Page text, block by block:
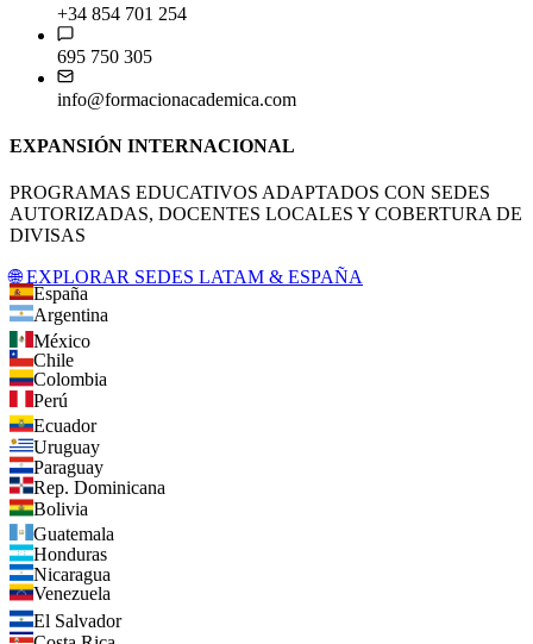
+34 854 701 254
695 750 305
info@formacionacademica.com
EXPANSIÓN INTERNACIONAL
PROGRAMAS EDUCATIVOS ADAPTADOS CON SEDES
AUTORIZADAS, DOCENTES LOCALES Y COBERTURA DE
DIVISAS
🌐 EXPLORAR SEDES LATAM & ESPAÑA
España
Argentina
México
Chile
Colombia
Perú
Ecuador
Uruguay
Paraguay
Rep. Dominicana
Bolivia
Guatemala
Honduras
Nicaragua
Venezuela
El Salvador